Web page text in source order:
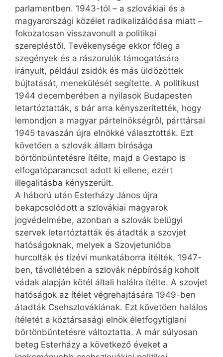
parlamentben. 1943-tól – a szlovákiai és a
magyarországi közélet radikalizálódása miatt –
fokozatosan visszavonult a politikai
szerepléstől. Tevékenysége ekkor főleg a
szegények és a rászorulók támogatására
irányult, például zsidók és más üldözöttek
bújtatását, menekülését segítette. A politikust
1944 decemberében a nyilasok Budapesten
letartóztatták, s bár arra kényszerítették, hogy
lemondjon a magyar pártelnökségről, párttársai
1945 tavaszán újra elnökké választották. Ezt
követően a szlovák állam bírósága
börtönbüntetésre ítélte, majd a Gestapo is
elfogatóparancsot adott ki ellene, ezért
illegalitásba kényszerült.
A háború után Esterházy János újra
bekapcsolódott a szlovákiai magyarok
jogvédelmébe, azonban a szlovák belügyi
szervek letartóztatták és átadták a szovjet
hatóságoknak, melyek a Szovjetunióba
hurcolták és tízévi munkatáborra ítélték. 1947-
ben, távollétében a szlovák népbíróság koholt
vádak alapján kötél általi halálra ítélte. A szovjet
hatóságok az ítélet végrehajtására 1949-ben
átadták Csehszlovákiának. Ezt követően halálos
ítéletét a köztársasági elnök életfogytiglani
börtönbüntetésre változtatta. A már súlyosan
beteg Esterházy a következő éveket a